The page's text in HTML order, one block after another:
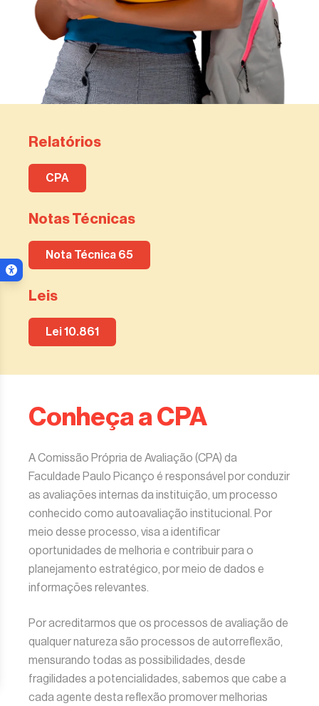
menu
Menu de acessibilidade
Relatórios
CPA
Notas Técnicas
Nota Técnica 65
Leis
Lei 10.861
Conheça a CPA
A Comissão Própria de Avaliação (CPA) da
Faculdade Paulo Picanço é responsável por conduzir
as avaliações internas da instituição, um processo
conhecido como autoavaliação institucional. Por
meio desse processo, visa a identificar
oportunidades de melhoria e contribuir para o
planejamento estratégico, por meio de dados e
informações relevantes.
Por acreditarmos que os processos de avaliação de
qualquer natureza são processos de autorreflexão,
mensurando todas as possibilidades, desde
fragilidades a potencialidades, sabemos que cabe a
cada agente desta reflexão promover melhorias